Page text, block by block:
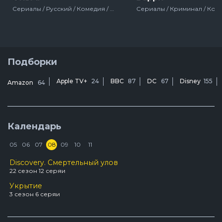
Подборки
Amazon 64 Apple TV+ 24 BBC 87 DC 67 Disney 155
Календарь
05 06 07 08 09 10 11
Discovery. Смертельный улов
22 сезон 12 серяи
Укрытие
3 сезон 6 серяи